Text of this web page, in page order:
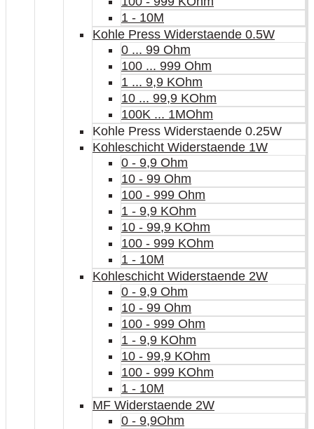
1 - 10M
Kohle Press Widerstaende 0.5W
0 ... 99 Ohm
100 ... 999 Ohm
1 ... 9,9 KOhm
10 ... 99,9 KOhm
100K ... 1MOhm
Kohle Press Widerstaende 0.25W
Kohleschicht Widerstaende 1W
0 - 9,9 Ohm
10 - 99 Ohm
100 - 999 Ohm
1 - 9,9 KOhm
10 - 99,9 KOhm
100 - 999 KOhm
1 - 10M
Kohleschicht Widerstaende 2W
0 - 9,9 Ohm
10 - 99 Ohm
100 - 999 Ohm
1 - 9,9 KOhm
10 - 99,9 KOhm
100 - 999 KOhm
1 - 10M
MF Widerstaende 2W
0 - 9,9Ohm